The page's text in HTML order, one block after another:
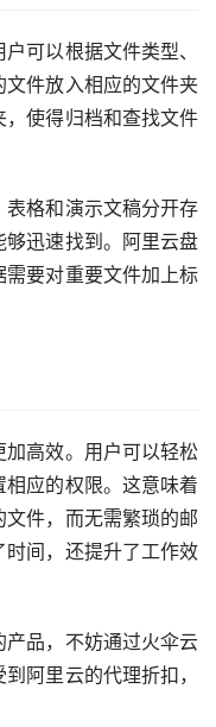
可以根据文件类型、
件放入相应的文件夹
使得归档和查找文件
格和演示文稿分开存
迅速找到。阿里云盘
要对重要文件加上标
加高效。用户可以轻松
应的权限。这意味着
件，而无需繁琐的邮
间，还提升了工作效
品，不妨通过火伞云
阿里云的代理折扣，